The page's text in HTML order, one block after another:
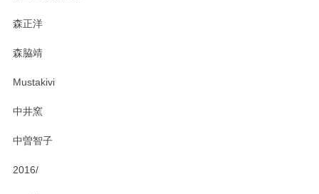
森正洋
森脇靖
Mustakivi
中井窯
中曽智子
2016/